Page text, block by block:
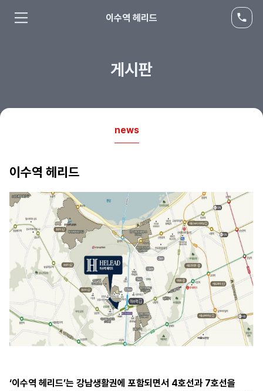
이수역 헤리드
게시판
news
이수역 헤리드
‘이수역 헤리드’는 강남생활권에 포함되면서 4호선과 7호선을